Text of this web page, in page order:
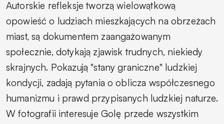
Autorskie refleksje tworzą wielowątkową
opowieść o ludziach mieszkających na obrzeżach
miast, są dokumentem zaangażowanym
społecznie, dotykają zjawisk trudnych, niekiedy
skrajnych. Pokazują "stany graniczne" ludzkiej
kondycji, zadają pytania o oblicza współczesnego
humanizmu i prawd przypisanych ludzkiej naturze.
W fotografii interesuje Golę przede wszystkim